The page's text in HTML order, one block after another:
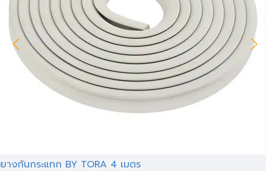
ยางกันกระแทก BY TORA 4 เมตร